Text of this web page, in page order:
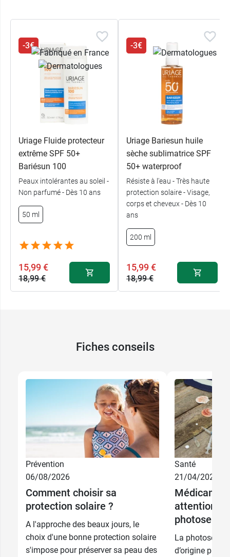
inflammatoire et les irritations tout enunifiant le
teint pour corriger les taches de pigmentation
Ce produit sera utilisé dans un second temps et
en cas d'exposition prolongée au soleil. Au
préalable, vous pourrez utiliser la
crème
réparatrice Cica-Bariéderm SPF 50+ Uriage
Conditionnement :
-3€
Uriage Fluide protecteur
extrême SPF 50+
Bariésun 100
Peaux intolérantes au soleil -
Non parfumé - Dès 10 ans
50 ml
15,99 €
18,99 €
-3€
Uriage Bariesun huile
sèche sublimatrice SPF
50+ waterproof
Résiste à l'eau - Très haute
protection solaire - Visage,
corps et cheveux - Dès 10
ans
200 ml
15,99 €
18,99 €
Fiches conseils
Prévention
06/08/2026
Comment choisir sa
protection solaire ?
A l'approche des beaux jours, le
choix d'une bonne protection solaire
s'impose pour préserver sa peau des
Santé
21/04/2026
attention à
La
d’origine